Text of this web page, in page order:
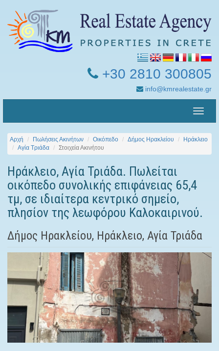
+30 2810 300805
info@kmrealestate.gr
Toggle
Αρχή Πωλήσεις Ακινήτων Οικόπεδο Δήμος Ηρακλείου
Ηράκλειο
Αγία Τριάδα
Στοιχεία Ακινήτου
Ηράκλειο, Αγία Τριάδα. Πωλείται
οικόπεδο συνολικής επιφάνειας 65,4
τμ, σε ιδιαίτερα κεντρικό σημείο,
πλησίον της λεωφόρου Καλοκαιρινού.
Δήμος Ηρακλείου, Ηράκλειο, Αγία Τριάδα